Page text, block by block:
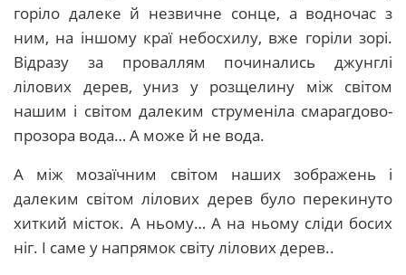
горіло далеке й незвичне сонце, а водночас з
ним, на іншому краї небосхилу, вже горіли зорі.
Відразу за проваллям починались джунглі
лілових дерев, униз у розщелину між світом
нашим і світом далеким струменіла смарагдово-
прозора вода… А може й не вода.
А між мозаїчним світом наших зображень і
далеким світом лілових дерев було перекинуто
хиткий місток. А ньому… А на ньому сліди босих
ніг. І саме у напрямок світу лілових дерев..